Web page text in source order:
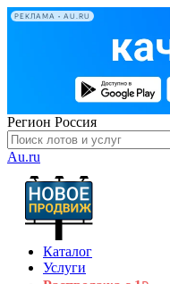
РЕКЛАМА • AU.RU
Регион Россия
Au.ru
Каталог
Услуги